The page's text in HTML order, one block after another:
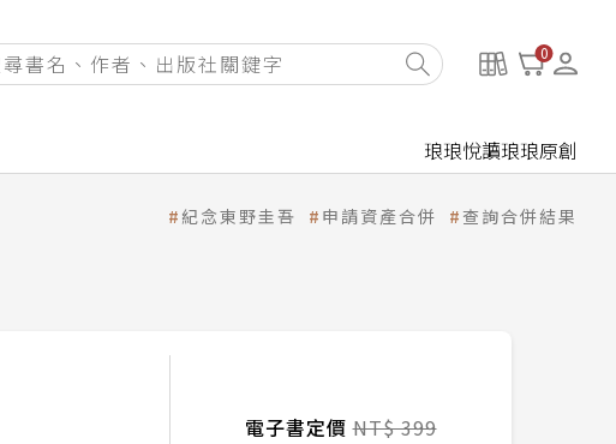
0
琅琅悅讀琅琅原創
紀念東野圭吾 申請資產合併 查詢合併結果
電子書定價NT$ 399